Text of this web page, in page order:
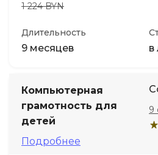
1 224 BYN
Длительность
9 месяцев в
Компьютерная
грамотность для
детей
Подробнее
9